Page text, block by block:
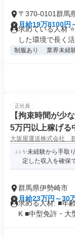
〒370-0101群馬
月給19万8100円
求めている人材
した環境で長く
制服あり 業界未経
正社員
【拘束時間が少
5万円以上稼げる
大坂屋運送株式会社
✨未経験から手取
定した収入を確保
群馬県伊勢崎市
月給23万円～30
求める人材: ■年
K ■中型免許・大